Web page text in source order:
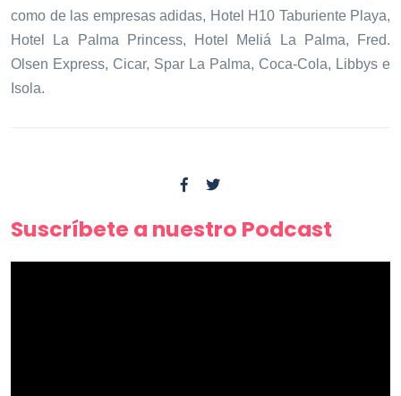
como de las empresas adidas, Hotel H10 Taburiente Playa,
Hotel La Palma Princess, Hotel Meliá La Palma, Fred.
Olsen Express, Cicar, Spar La Palma, Coca-Cola, Libbys e
Isola.
Suscríbete a nuestro Podcast